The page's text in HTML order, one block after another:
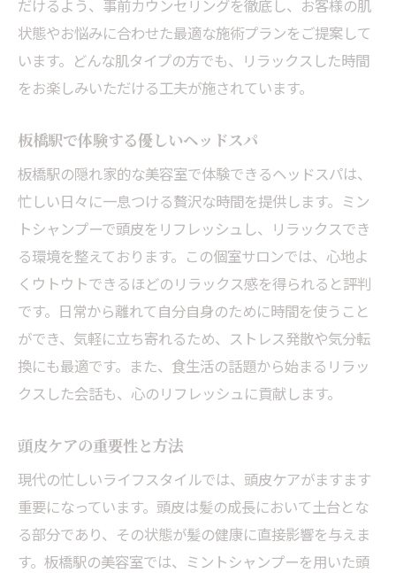
だけるよう、事前カウンセリングを徹底し、お客様の肌
状態やお悩みに合わせた最適な施術プランをご提案して
います。どんな肌タイプの方でも、リラックスした時間
をお楽しみいただける工夫が施されています。
板橋駅で体験する優しいヘッドスパ
板橋駅の隠れ家的な美容室で体験できるヘッドスパは、
忙しい日々に一息つける贅沢な時間を提供します。ミン
トシャンプーで頭皮をリフレッシュし、リラックスでき
る環境を整えております。この個室サロンでは、心地よ
くウトウトできるほどのリラックス感を得られると評判
です。日常から離れて自分自身のために時間を使うこと
ができ、気軽に立ち寄れるため、ストレス発散や気分転
換にも最適です。また、食生活の話題から始まるリラッ
クスした会話も、心のリフレッシュに貢献します。
頭皮ケアの重要性と方法
現代の忙しいライフスタイルでは、頭皮ケアがますます
重要になっています。頭皮は髪の成長において土台とな
る部分であり、その状態が髪の健康に直接影響を与えま
す。板橋駅の美容室では、ミントシャンプーを用いた頭